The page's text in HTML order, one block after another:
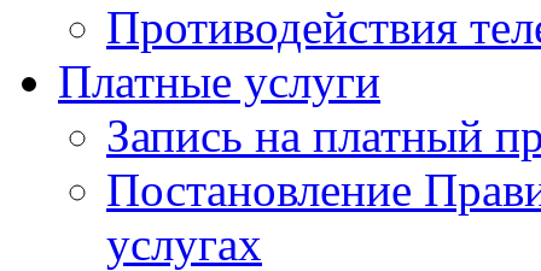
Противодействия
Платные услуги
Запись на платный
Постановление
услугах